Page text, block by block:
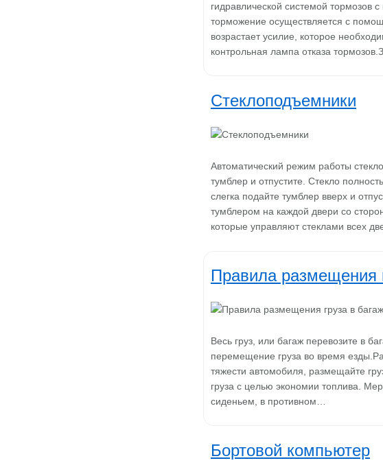
гидравлической системой тормозов
торможение осуществляется с
возрастает усилие, которое
контрольная лампа отказа
Стеклоподъемники
Автоматический режим работы
тумблер и отпустите. Стекло
слегка подайте тумблер вверх и
тумблером на каждой двери со
которые управляют стеклами всех
Правила размещения
Весь груз, или багаж перевозите в
перемещение груза во время
тяжести автомобиля, размещайте
груза с целью экономии топлива.
сиденьем, в противном…
Бортовой компьютер